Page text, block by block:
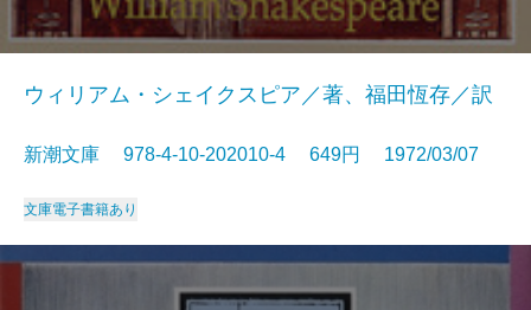
ウィリアム・シェイクスピア／著、福田恆存／訳
新潮文庫 978-4-10-202010-4 649円 1972/03/07
文庫電子書籍あり